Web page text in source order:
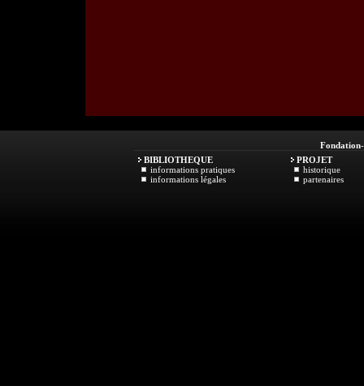
Fondation
BIBLIOTHEQUE
informations pratiques
informations légales
PROJET
historique
partenaires